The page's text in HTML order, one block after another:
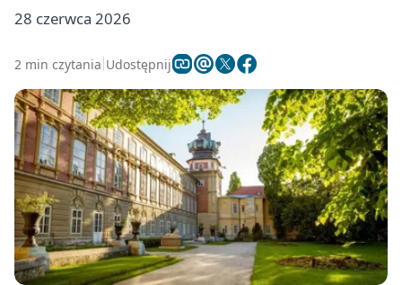
28 czerwca 2026
2 min czytania Udostępnij